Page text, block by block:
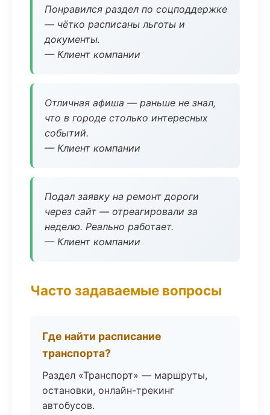
Понравился раздел по соцподдержке
— чётко расписаны льготы и
документы.
— Клиент компании
Отличная афиша — раньше не знал,
что в городе столько интересных
событий.
— Клиент компании
Подал заявку на ремонт дороги
через сайт — отреагировали за
неделю. Реально работает.
— Клиент компании
Часто задаваемые вопросы
Где найти расписание
транспорта?
Раздел «Транспорт» — маршруты,
остановки, онлайн-трекинг
автобусов.